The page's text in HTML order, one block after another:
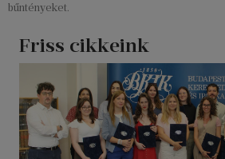
bűntényeket.
Friss cikkeink